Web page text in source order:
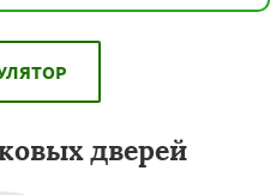
дверей